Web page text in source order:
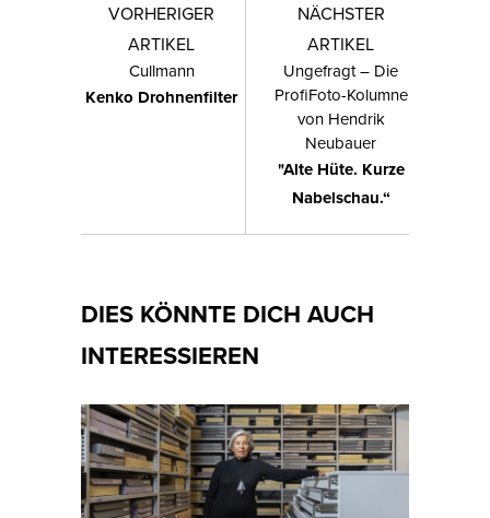
VORHERIGER
ARTIKEL
Cullmann
Kenko Drohnenfilter
NÄCHSTER
ARTIKEL
Ungefragt – Die
ProfiFoto-Kolumne
von Hendrik
Neubauer
"Alte Hüte. Kurze
Nabelschau.“
DIES KÖNNTE DICH AUCH
INTERESSIEREN